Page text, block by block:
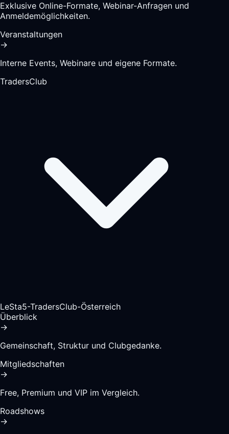
Exklusive Online-Formate, Webinar-Anfragen und
Anmeldemöglichkeiten.
Veranstaltungen
→
Interne Events, Webinare und eigene Formate.
TradersClub
LeSta5-TradersClub-Österreich
Überblick
→
Gemeinschaft, Struktur und Clubgedanke.
Mitgliedschaften
→
Free, Premium und VIP im Vergleich.
Roadshows
→